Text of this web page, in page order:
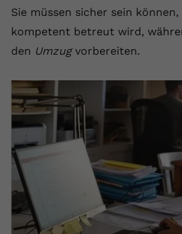
Sie müssen sicher sein
kompetent betreut wird,
den Umzugvorbereiten.